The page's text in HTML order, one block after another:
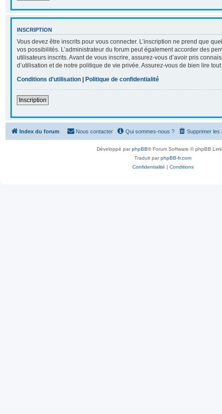
INSCRIPTION
Vous devez être inscrits pour vous connecter. L’inscription ne prend que
vos possibilités. L’administrateur du forum peut également accorder des
utilisateurs inscrits. Avant de vous inscrire, assurez-vous d’avoir pris
d’utilisation et de notre politique de vie privée. Assurez-vous de bien lire
Conditions d’utilisation | Politique de confidentialité
Inscription
Index du forum Supprimer les
Qui sommes-nous ?
Nous contacter
Développé parphpBB® Forum Software © phpBB
Traduit parphpBB-fr.com
Confidentialité | Conditions